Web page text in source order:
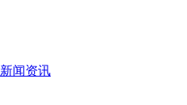
新闻资讯